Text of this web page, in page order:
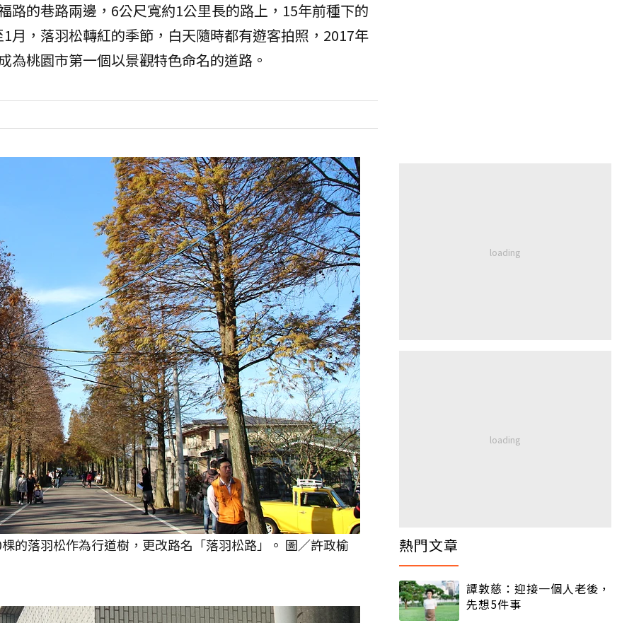
路的巷路兩邊，6公尺寬約1公里長的路上，15年前種下的
月，落羽松轉紅的季節，白天隨時都有遊客拍照，2017年
為桃園市第一個以景觀特色命名的道路。
的落羽松作為行道樹，更改路名「落羽松路」。 圖／許政榆 熱門文章
譚敦慈：迎接一個人老後，
先想5件事